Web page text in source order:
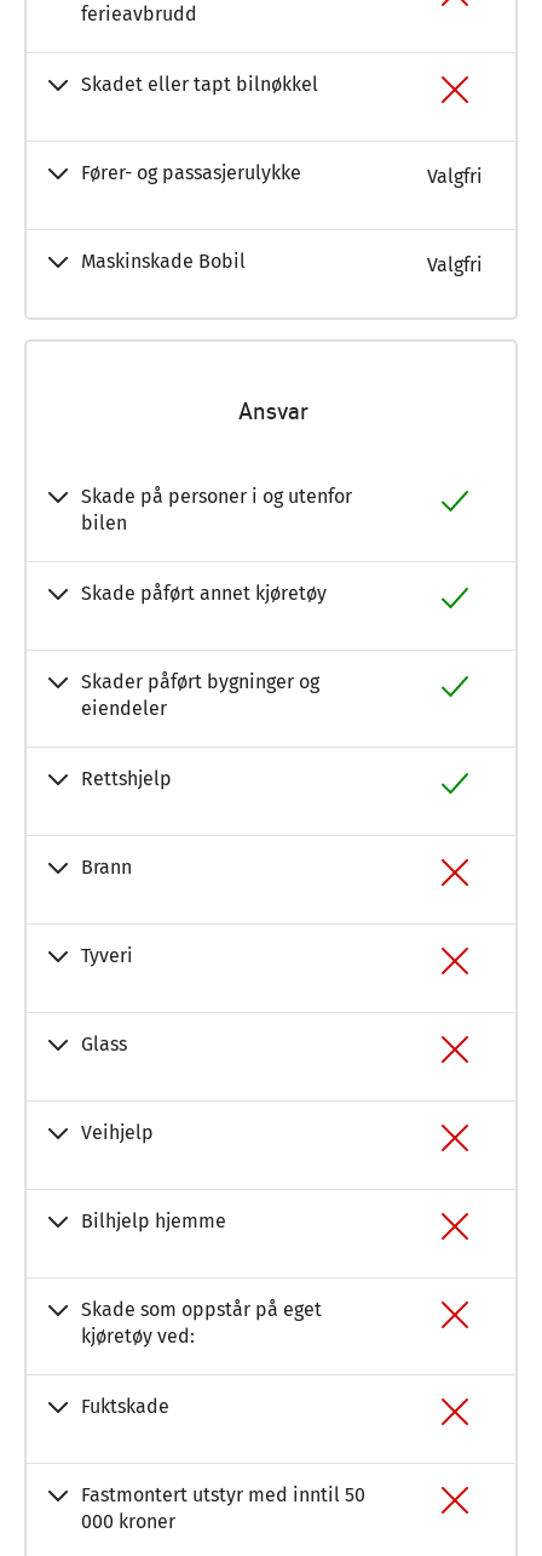
ferieavbrudd
Skadet eller tapt bilnøkkel
Fører- og passasjerulykke Valgfri
Maskinskade Bobil Valgfri
Ansvar
Skade på personer i og utenfor
bilen
Skade påført annet kjøretøy
Skader påført bygninger og
eiendeler
Rettshjelp
Brann
Tyveri
Glass
Veihjelp
Bilhjelp hjemme
Skade som oppstår på eget
kjøretøy ved:
Fuktskade
Fastmontert utstyr med inntil 50
000 kroner